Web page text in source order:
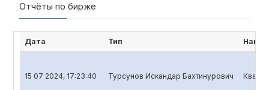
Отчёты по бирже
Дата Тип
15 07 2024, 17:23:40 Турсунов Искандар Бахтинурович